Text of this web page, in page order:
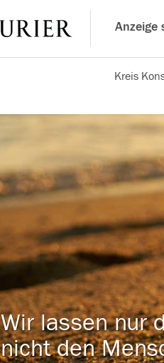
Anzeige
Kreis
Wir lassen nur
nicht den